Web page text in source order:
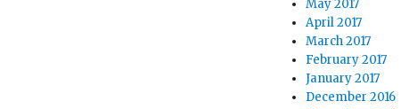
May 2017
April 2017
March 2017
February 2017
January 2017
December 2016